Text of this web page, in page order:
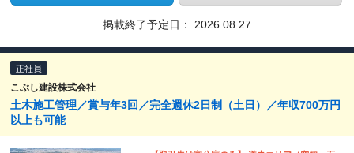
掲載終了予定日： 2026.08.27
正社員
こぶし建設株式会社
土木施工管理／賞与年3回／完全週休2日制（土日）／年収700万円
以上も可能